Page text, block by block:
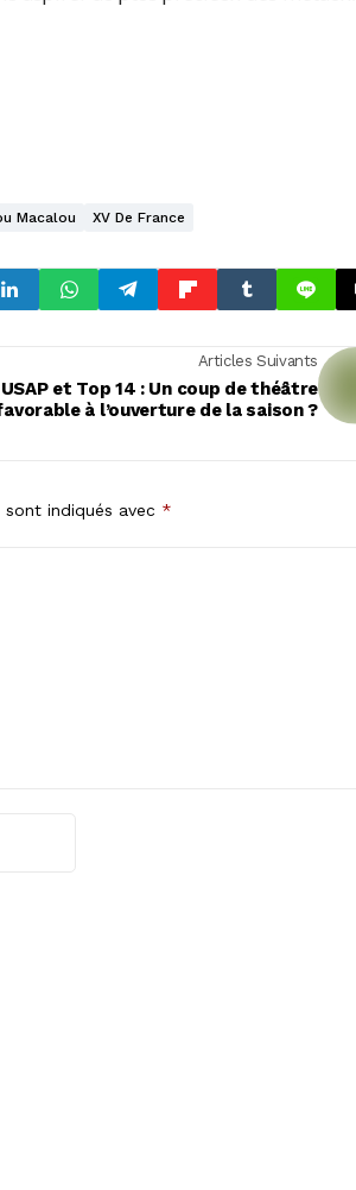
Macalou XV De France
Articles Suivants
USAP et Top 14 : Un coup de théâtre
à l’ouverture de la saison ?
indiqués avec *